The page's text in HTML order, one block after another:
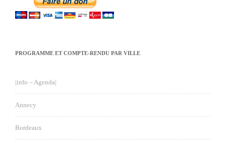
PROGRAMME ET COMPTE-RENDU PAR VILLE
|info – Agenda|
Annecy
Bordeaux